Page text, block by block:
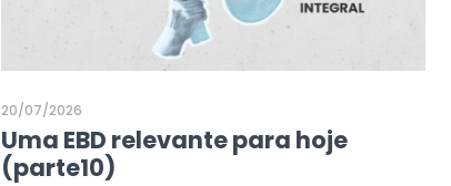
20/07/2026
Uma EBD relevante para hoje
(parte10)